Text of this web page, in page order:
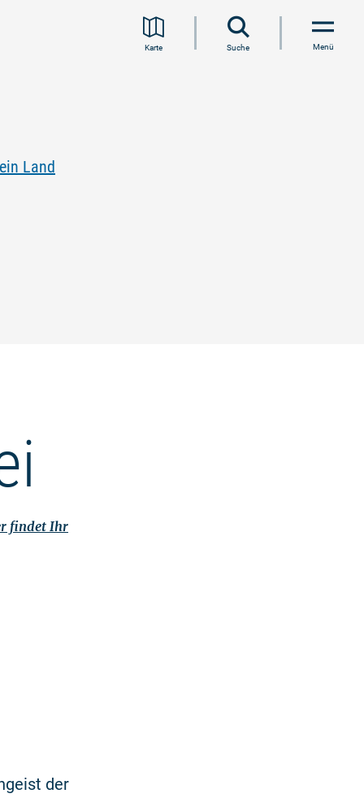
Karte Suche Menü
Land
findet Ihr
der